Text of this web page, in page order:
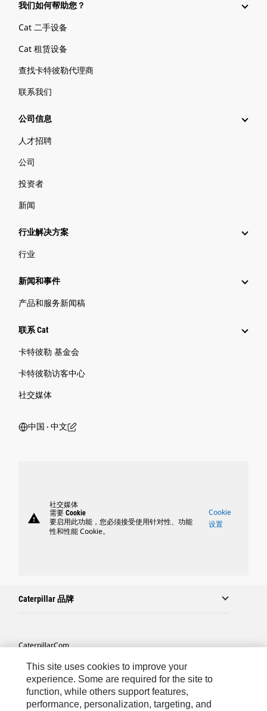
我们如何帮助您？
Cat 二手设备
Cat 租赁设备
查找卡特彼勒代理商
联系我们
公司信息
人才招聘
公司
投资者
新闻
行业解决方案
行业
新闻和事件
产品和服务新闻稿
联系 Cat
卡特彼勒 基金会
卡特彼勒访客中心
社交媒体
中国 ‧ 中文
warning
社交媒体
需要 Cookie
要启用此功能，您必须接受使用针对性、功能
性和性能 Cookie。
Cookie
设置
Caterpillar 品牌
Caterpillar.com
联系 Caterpillar
站点地图
Cookie Settings
This site uses cookies to improve your
experience. Some are required for the site to
function, while others support features,
performance, personalization, targeting, and